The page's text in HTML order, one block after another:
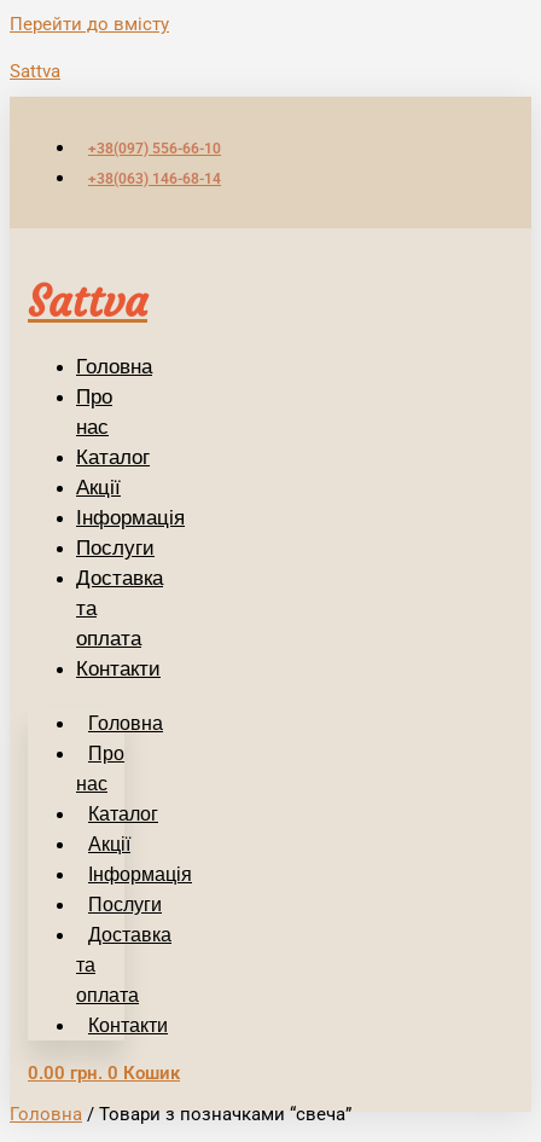
Перейти до вмісту
Sattva
+38(097) 556-66-10
+38(063) 146-68-14
Sattva
Головна
Про
нас
Каталог
Акції
Інформація
Послуги
Доставка
та
оплата
Контакти
Головна
Про
нас
Каталог
Акції
Інформація
Послуги
Доставка
та
оплата
Контакти
0.00 грн. 0 Кошик
Головна / Товари з позначками “свеча”